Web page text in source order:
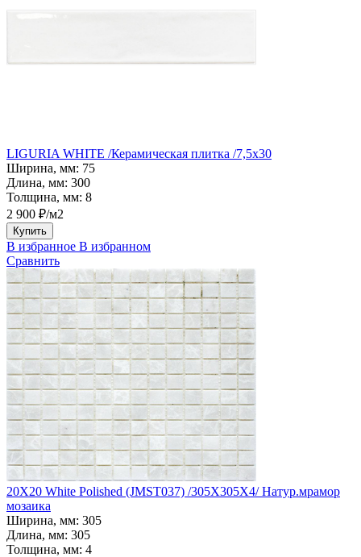
LIGURIA WHITE /Керамическая плитка /7,5x30
Ширина, мм: 75
Длина, мм: 300
Толщина, мм: 8
2 900 ₽/м2
Купить
В избранное В избранном
Сравнить
20X20 White Polished (JMST037) /305X305X4/ Натур.мрамор
мозаика
Ширина, мм: 305
Длина, мм: 305
Толщина, мм: 4